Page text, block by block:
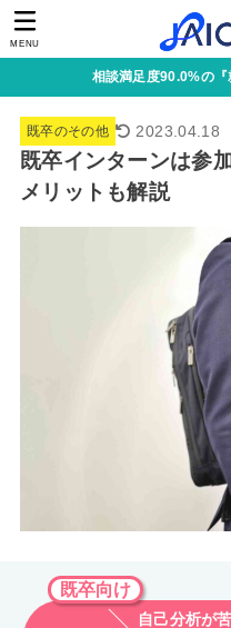
MENU
相談満足度90.0%の
既卒のその他 2023.04.18
既卒インターンは参
メリットも解説
既卒向け
自己分析が